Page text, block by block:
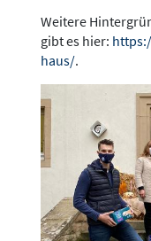
Weitere
gibt es hier:
haus/.